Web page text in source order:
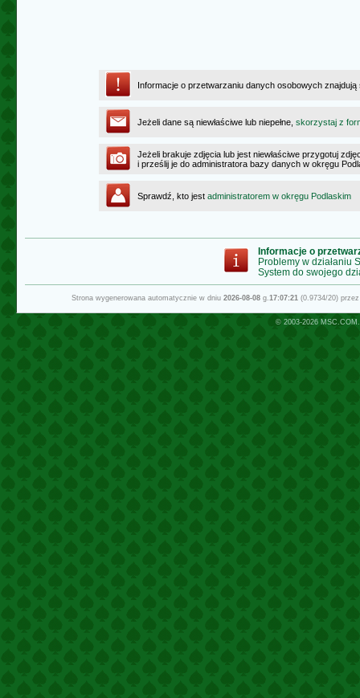
Informacje o przetwarzaniu danych osobowych
Jeżeli dane są niewłaściwe lub niepełne, skorzystaj z
Jeżeli brakuje zdjęcia lub jest niewłaściwe przygotuj
i prześlij je do administratora bazy danych w okręgu
Sprawdź, kto jest administratorem w okręgu Podlaskim
Informacje o
Problemy w działaniu
System do swojego
Strona wygenerowana automatycznie w dniu 2026-08-08g.17:07:21(0.9734/20)
© 2003-2026